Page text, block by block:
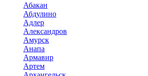
Абакан
Абдулино
Адлер
Александров
Амурск
Анапа
Армавир
Артем